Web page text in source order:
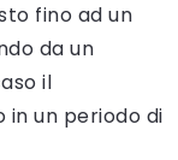
fino ad un
da un
il
un periodo di